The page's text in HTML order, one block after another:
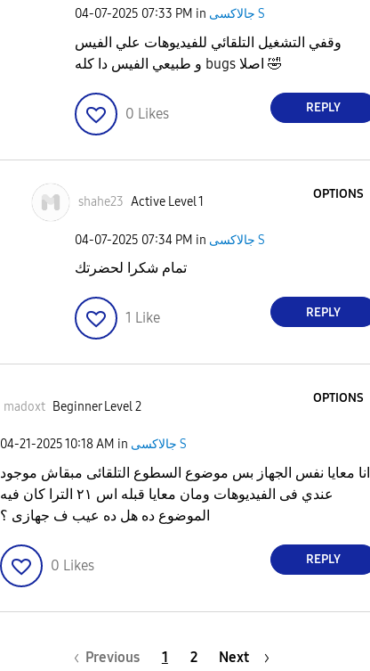
‎04-07-2025 07:33 PM in جالاكسى S
وقفي التشغيل التلقائي للفيديوهات علي الفيس
🤣
0 Likes REPLY
shahe23 Active Level 1
OPTIONS
‎04-07-2025 07:34 PM in جالاكسى S
تمام شكرا لحضرتك
1 Like REPLY
madoxt Beginner Level 2
OPTIONS
‎04-21-202510:18 AM in جالاكسى S
انا معايا نفس الجهاز بس موضوع السطوع التلقائى مبقاش موجود
عندي فى الفيديوهات ومان معايا قبله اس ٢١ الترا كان فيه
الموضوع ده هل ده عيب ف جهازى ؟
0 Likes REPLY
Previous 1 2 Next